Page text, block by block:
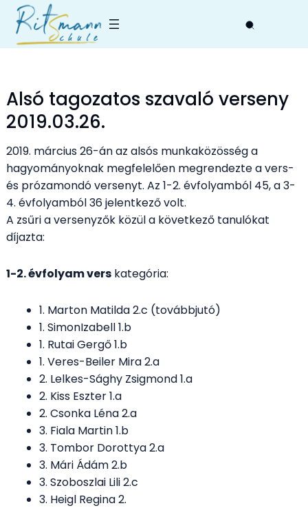
Skip
content
Alsó tagozatos szavaló verseny
2019.03.26.
2019. március 26-án az alsós munkaközösség a
hagyományoknak megfelelően megrendezte a vers-
és prózamondó versenyt. Az 1-2. évfolyamból 45, a 3-
4. évfolyamból 36 jelentkező volt.
A zsűri a versenyzők közül a következő tanulókat
díjazta:
1-2. évfolyam verskategória:
1. Marton Matilda 2.c (továbbjutó)
1. SimonIzabell 1.b
1. Rutai Gergő 1.b
1. Veres-Beiler Mira 2.a
2. Lelkes-Sághy Zsigmond 1.a
2. Kiss Eszter 1.a
2. Csonka Léna 2.a
3. Fiala Martin 1.b
3. Tombor Dorottya 2.a
3. Mári Ádám 2.b
3. Szoboszlai Lili 2.c
3. Heigl Regina 2.